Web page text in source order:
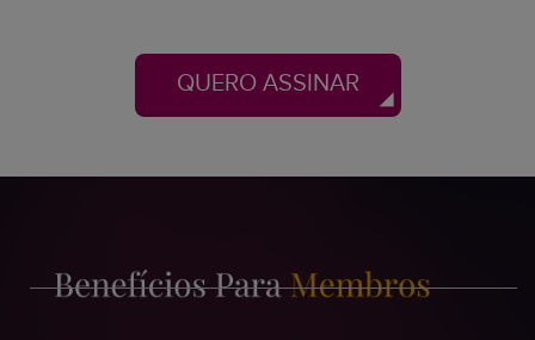
QUERO ASSINAR